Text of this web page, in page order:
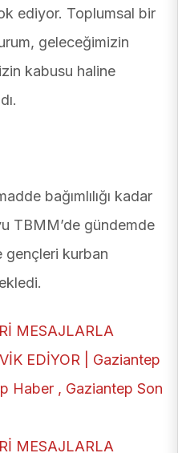
ediyor. Toplumsal bir
geleceğimizin
kabusu haline
bağımlılığı kadar
TBMM’de gündemde
gençleri kurban